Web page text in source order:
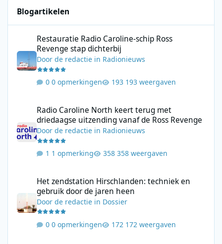
Blogartikelen
Restauratie Radio Caroline-schip Ross
Revenge stap dichterbij
Doorde redactie in Radionieuws
0 opmerkingen 193 weergaven
Radio Caroline North keert terug met
driedaagse uitzending vanaf de Ross Revenge
Doorde redactie in Radionieuws
1 opmerking 358 weergaven
Het zendstation Hirschlanden: techniek en
gebruik door de jaren heen
Doorde redactie in Dossier
0 opmerkingen 172 weergaven